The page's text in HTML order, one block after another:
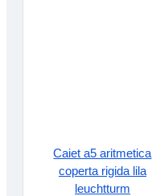
Caiet a5 aritmetica
coperta rigida lila
leuchtturm